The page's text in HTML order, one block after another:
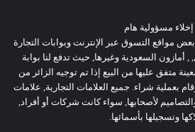
إخلاء مسؤولية هام
مواقع التسوق عبر الإنترنت وبوابات التجارة
, أمازون السعودية وغيرها, حيث تدفع لنا بوابة
متفق عليها من البيع إذا تم توجيه الزائر من
بعملية شراء. جميع العلامات التجارية, علامات
لأصحابها, سواء كانت شركات أو أفراد,
وتسجيلها بأسمائها.